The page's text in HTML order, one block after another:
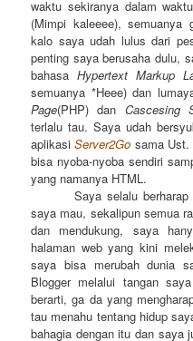
waktu sekiranya dalam
(Mimpi kaleeee),
kalo saya udah lulus dari
penting saya berusaha dulu,
bahasaHypertext Markup
semuanya *Heee) dan
Page(PHP) dan Cascesing
terlalu tau. Saya udah
aplikasiServer2Go sama
bisa nyoba-nyoba sendiri
yang namanya HTML.
Saya selalu
saya mau, sekalipun semua
dan mendukung, saya
halaman web yang kini
saya bisa merubah dunia
Blogger melalui tangan
berarti, ga da yang
tau menahu tentang hidup
bahagia dengan itu dan saya